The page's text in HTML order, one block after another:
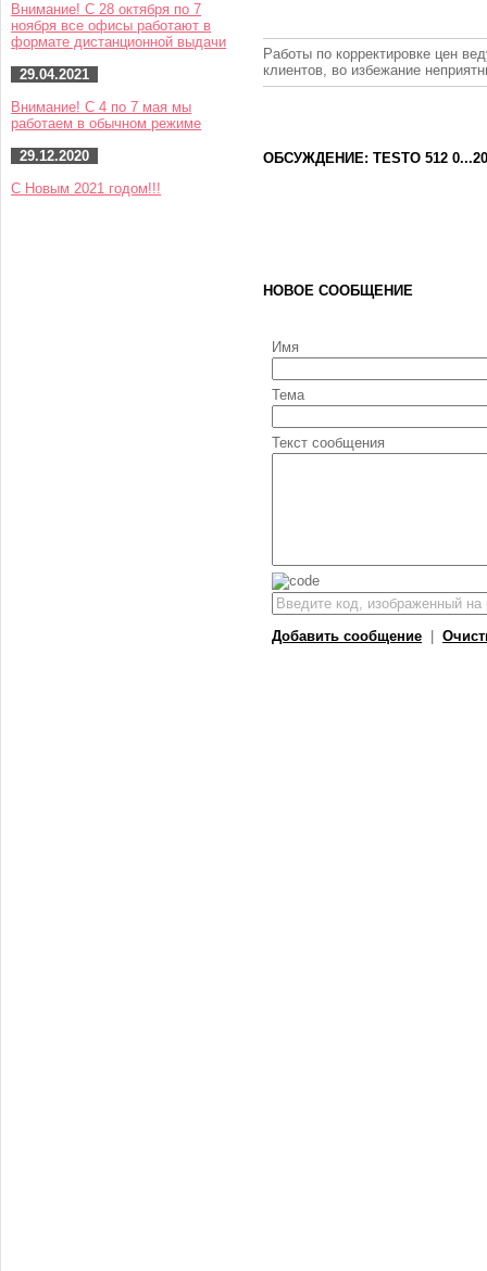
Работы по корректировке цен
клиентов, во избежание
ОБСУЖДЕНИЕ: TESTO 512
НОВОЕ СООБЩЕНИЕ
Имя
Тема
Текст сообщения
Добавить сообщение
Внимание! С 28 октября по 7
ноября все офисы работают в
формате дистанционной выдачи
29.04.2021
Внимание! С 4 по 7 мая мы
работаем в обычном режиме
29.12.2020
С Новым 2021 годом!!!